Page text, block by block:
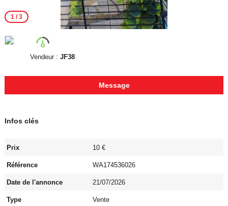
1/ 3
Vendeur : JF38
Message
Infos clés
Prix 10 €
Référence WA174536026
Date de l'annonce 21/07/2026
Type Vente